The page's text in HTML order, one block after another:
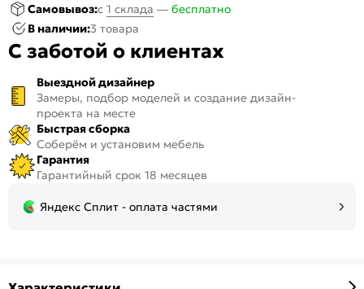
Самовывоз:c 1 склада — бесплатно
В наличии:3 товара
С заботой о клиентах
Выездной дизайнер
Замеры, подбор моделей и создание дизайн-
проекта на месте
Быстрая сборка
Соберём и установим мебель
Гарантия
Гарантийный срок 18 месяцев
Яндекс Сплит - оплата частями